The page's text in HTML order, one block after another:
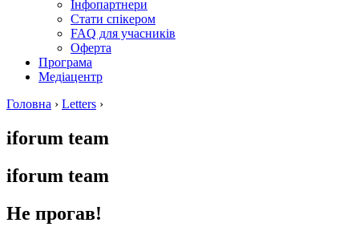
Інфопартнери
Стати спікером
FAQ для учасників
Оферта
Програма
Медіацентр
Головна › Letters ›
iforum team
iforum team
Не прогав!